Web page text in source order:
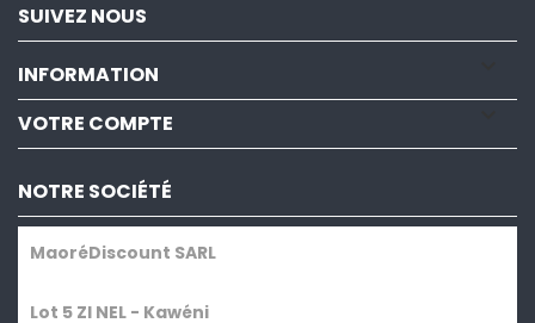
SUIVEZ NOUS
INFORMATION
VOTRE COMPTE
NOTRE SOCIÉTÉ
MaoréDiscount SARL
Lot 5 ZI NEL - Kawéni